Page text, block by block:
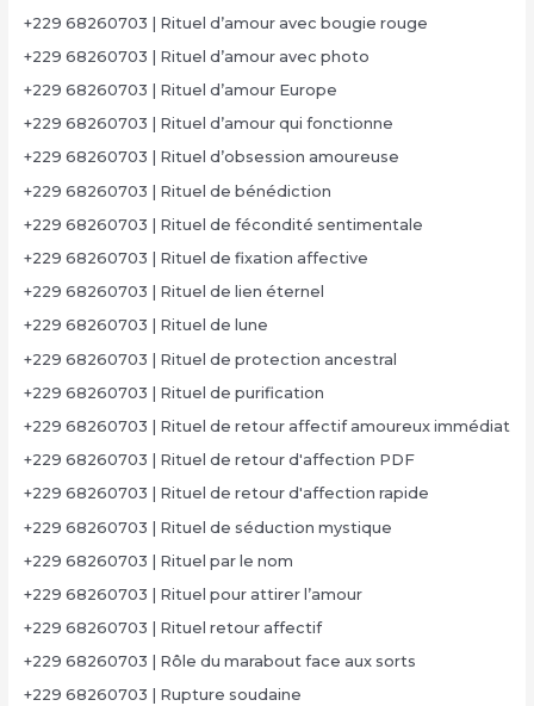
+229 68260703 | Rituel d’amour avec bougie rouge
+229 68260703 | Rituel d’amour avec photo
+229 68260703 | Rituel d’amour Europe
+229 68260703 | Rituel d’amour qui fonctionne
+229 68260703 | Rituel d’obsession amoureuse
+229 68260703 | Rituel de bénédiction
+229 68260703 | Rituel de fécondité sentimentale
+229 68260703 | Rituel de fixation affective
+229 68260703 | Rituel de lien éternel
+229 68260703 | Rituel de lune
+229 68260703 | Rituel de protection ancestral
+229 68260703 | Rituel de purification
+229 68260703 | Rituel de retour affectif amoureux immédiat
+229 68260703 | Rituel de retour d'affection PDF
+229 68260703 | Rituel de retour d'affection rapide
+229 68260703 | Rituel de séduction mystique
+229 68260703 | Rituel par le nom
+229 68260703 | Rituel pour attirer l’amour
+229 68260703 | Rituel retour affectif
+229 68260703 | Rôle du marabout face aux sorts
+229 68260703 | Rupture soudaine